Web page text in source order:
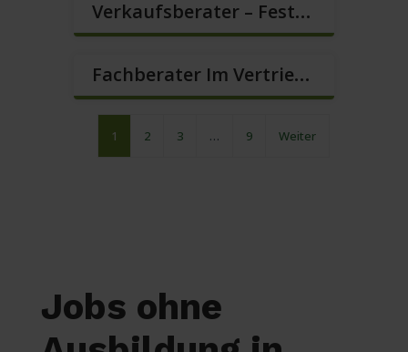
Verkaufsberater – Festanstellung (m/w/d)
Fachberater Im Vertrieb Gesucht (Festanstellung) (m/w/d)
1 2 3 … 9 Weiter
Jobs ohne